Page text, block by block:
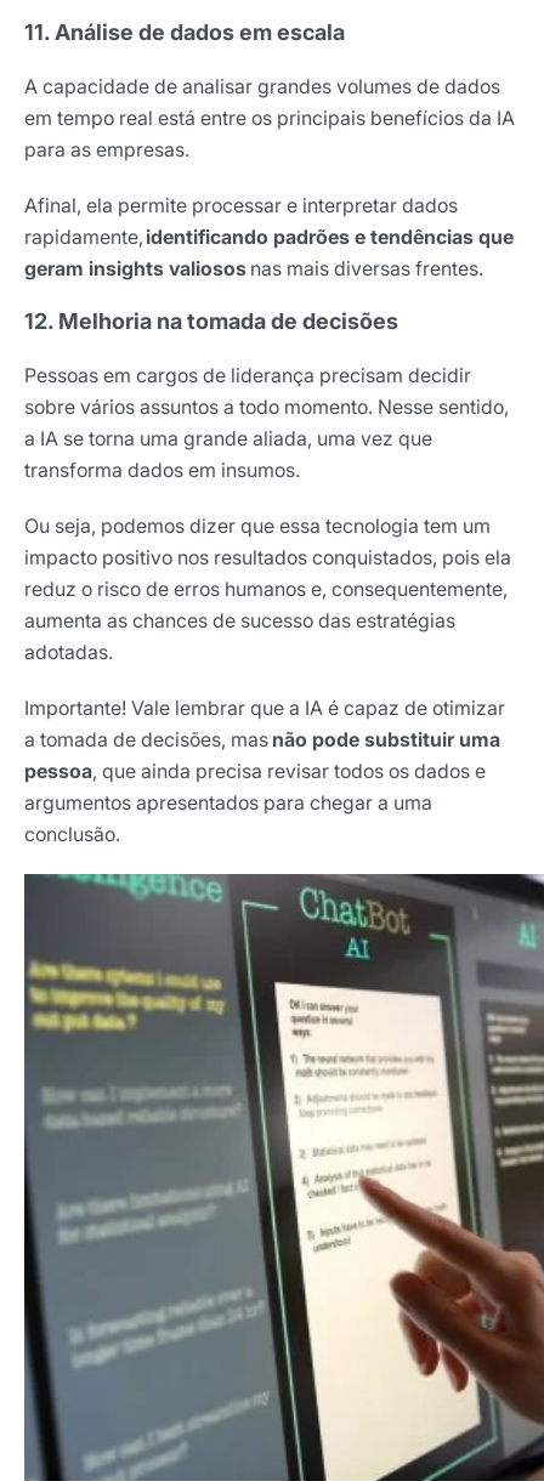
11. Análise de dados em escala
A capacidade de analisar grandes volumes de dados
em tempo real está entre os principais benefícios da IA
para as empresas.
Afinal, ela permite processar e interpretar dados
rapidamente, identificando padrões e tendências que
geram insights valiosos nas mais diversas frentes.
12. Melhoria na tomada de decisões
Pessoas em cargos de liderança precisam decidir
sobre vários assuntos a todo momento. Nesse sentido,
a IA se torna uma grande aliada, uma vez que
transforma dados em insumos.
Ou seja, podemos dizer que essa tecnologia tem um
impacto positivo nos resultados conquistados, pois ela
reduz o risco de erros humanos e, consequentemente,
aumenta as chances de sucesso das estratégias
adotadas.
Importante! Vale lembrar que a IA é capaz de otimizar
a tomada de decisões, mas não pode substituir uma
pessoa, que ainda precisa revisar todos os dados e
argumentos apresentados para chegar a uma
conclusão.
Receba os melhores insights da Locaweb
digital que valem a leitura.
Nome
*Ao assinar nossa newsletter, você concorda em receber
Políticas de Privacidade
Assinar newsletter